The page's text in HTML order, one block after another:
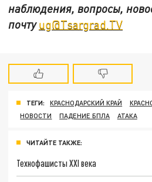
наблюдения, вопросы,
почтуug@Tsargrad.TV
ТЕГИ: КРАСНОДАРСКИЙ КРАЙ
НОВОСТИ
ПАДЕНИЕ БПЛА АТАКА
ЧИТАЙТЕ ТАКЖЕ:
Технофашисты XXI века